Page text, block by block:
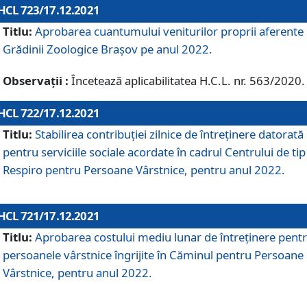
723/17.12.2021
Titlu: Aprobarea cuantumului veniturilor proprii aferente
Grădinii Zoologice Braşov pe anul 2022.
Observații : Încetează aplicabilitatea H.C.L. nr. 563/2020.
722/17.12.2021
Titlu: Stabilirea contribuţiei zilnice de întreținere datorată
pentru serviciile sociale acordate în cadrul Centrului de tip
Respiro pentru Persoane Vârstnice, pentru anul 2022.
721/17.12.2021
Titlu: Aprobarea costului mediu lunar de întreţinere
persoanele vârstnice îngrijite în Căminul pentru Persoane
Vârstnice, pentru anul 2022.